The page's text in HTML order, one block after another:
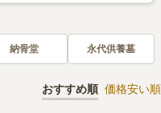
納骨堂 永代供養墓
おすすめ順 価格安い順